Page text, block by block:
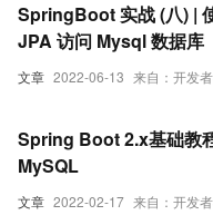
文章 2022-06-13 来自：开发
SpringBoot 实战 (八) |
JPA 访问 Mysql 数据库
文章 2022-02-17 来自：开发
Spring Boot 2.x基础教
MySQL